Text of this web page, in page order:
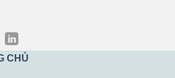
CHỦ